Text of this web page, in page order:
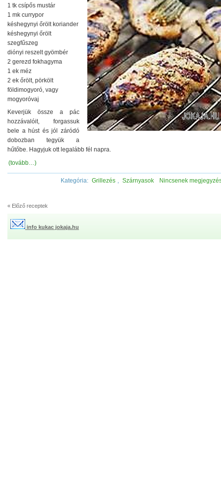
1 tk csípős mustár
1 mk currypor
késhegynyi őrölt koriander
késhegynyi őrölt
szegfűszeg
diónyi reszelt gyömbér
2 gerezd fokhagyma
1 ek méz
2 ek őrölt, pörkölt
földimogyoró, vagy
mogyoróvaj
Keverjük össze a pác
hozzávalóit, forgassuk
bele a húst és jól záródó
dobozban tegyük a
hűtőbe. Hagyjuk ott legalább fél napra.
(tovább…)
Kategória: Grillezés Szárnyasok Nincsenek
« Előző receptek
info kukac jokaja.hu